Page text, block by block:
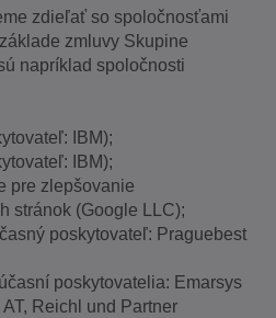
zdieľať so spoločnosťami
zmluvy Skupine
napríklad spoločnosti
IBM);
IBM);
pre zlepšovanie
stránok (Google LLC);
poskytovateľ: Praguebest
poskytovatelia: Emarsys
Reichl und Partner